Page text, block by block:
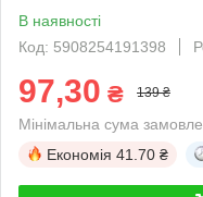
В наявності
Код: 5908254191398
97,30 ₴ 139 ₴
Мінімальна сума
Економія 41.70 ₴